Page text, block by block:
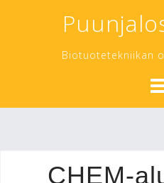
Biotuotetekniikan
CHEM-